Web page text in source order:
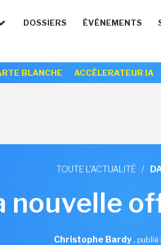
DOSSIERS ÉVÉNEMENTS
BLANCHE ACCÉLERATEUR IA
TOUTE L'ACTUALITÉ /
nouvelle
Christophe Bardy, publié